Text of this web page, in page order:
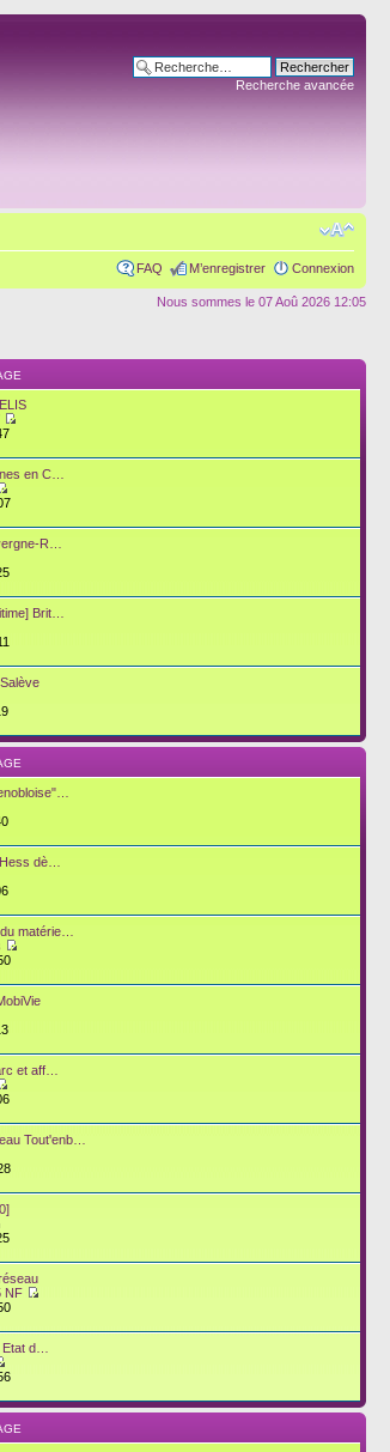
Recherche avancée
FAQ M’enregistrer Connexion
Nous sommes le 07 Aoû 2026 12:05
en C…
R…
Brit…
dè…
matérie…
et aff…
Tout'enb…
NF
d…